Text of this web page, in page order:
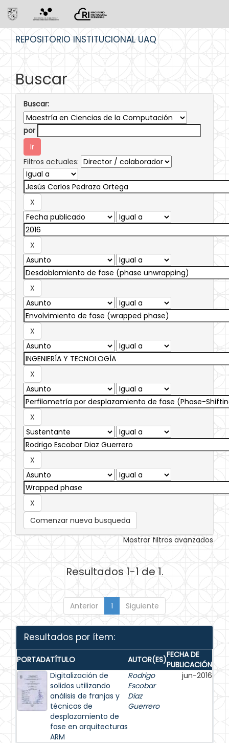
REPOSITORIO INSTITUCIONAL UAQ
Buscar
Buscar:
por
Filtros actuales:
Comenzar nueva busqueda
Mostrar filtros avanzados
Resultados 1-1 de 1.
Anterior 1 Siguiente
Resultados por ítem:
PORTADATÍTULO AUTOR(ES)FECHA DE
PUBLICACIÓN
Digitalización de
solidos utilizando
análisis de franjas y
técnicas de
desplazamiento de
fase en arquitecturas
ARM
Rodrigo
Escobar
Diaz
Guerrero
jun-2016